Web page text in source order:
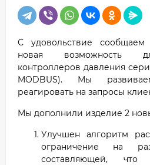
С удовольствие
новая возможность
контроллеров давления
MODBUS). Мы
реагировать на запросы
Мы дополнили изделие 2
Улучшен алгоритм
ограничение на
составляющей, что